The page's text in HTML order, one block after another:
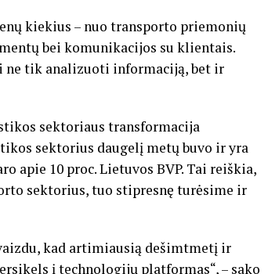
kiekius – nuo transporto priemonių
bei komunikacijos su klientais.
ne tik analizuoti informaciją, bet ir
sektoriaus transformacija
sektorius daugelį metų buvo ir yra
apie 10 proc. Lietuvos BVP. Tai reiškia,
sektorius, tuo stipresnę turėsime ir
kad artimiausią dešimtmetį ir
į technologijų platformas“, – sako